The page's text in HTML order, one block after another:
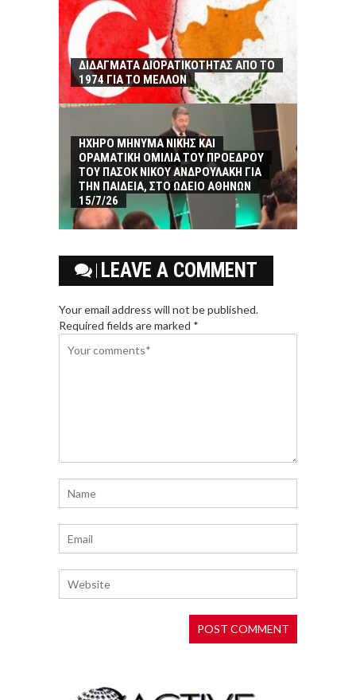
ΔΙΔΑΓΜΑΤΑ ΔΙΟΡΑΤΙΚΟΤΗΤΑΣ ΑΠΟ ΤΟ
1974 ΓΙΑ ΤΟ ΜΕΛΛΟΝ
ΗΧΗΡΟ ΜΗΝΥΜΑ ΝΙΚΗΣ ΚΑΙ
ΟΡΑΜΑΤΙΚΗ ΟΜΙΛΙΑ ΤΟΥ ΠΡΟΕΔΡΟΥ
ΤΟΥ ΠΑΣΟΚ ΝΙΚΟΥ ΑΝΔΡΟΥΛΑΚΗ ΓΙΑ
ΤΗΝ ΠΑΙΔΕΙΑ, ΣΤΟ ΩΔΕΙΟ ΑΘΗΝΩΝ
15/7/26
LEAVE A COMMENT
Your email address will not be published.
Required fields are marked *